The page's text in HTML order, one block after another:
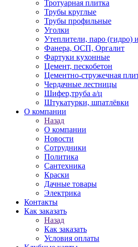
Тротуарная плитка
Трубы круглые
Трубы профильные
Уголки
Утеплители, паро (гидро)
Фанера, ОСП, Оргалит
Фартуки кухонные
Цемент, пескобетон
Цементно-стружечная
Чердачные лестницы
Шифер,труба а/ц
Штукатурки, шпатлёвки
О компании
Назад
О компании
Новости
Сотрудники
Политика
Сантехника
Краски
Дачные товары
Электрика
Контакты
Как заказать
Назад
Как заказать
Условия оплаты